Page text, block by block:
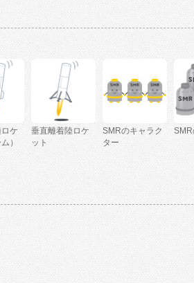
ケ
）
垂直離着陸ロケ
ット
SMRのキャラク
ター
SMR